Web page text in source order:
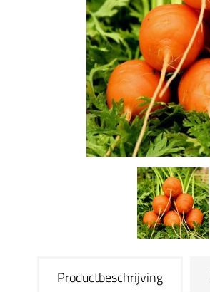
Productbeschrijving